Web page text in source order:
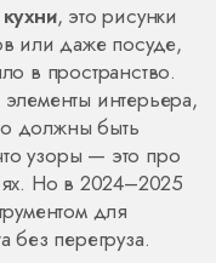
, это рисунки
или даже посуде,
в пространство.
интерьера,
должны быть
узоры — это про
Но в 2024–2025
для
без перегруза.